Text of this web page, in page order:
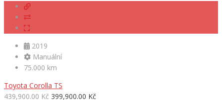
2019
Manuální
75.000 km
Toyota Corolla TS
439,900.00 Kč 399,900.00 Kč